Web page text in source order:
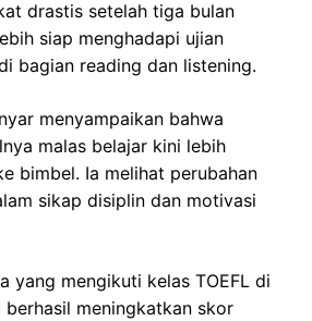
drastis setelah tiga bulan
siap menghadapi ujian
bagian reading dan listening.
menyampaikan bahwa
malas belajar kini lebih
bimbel. Ia melihat perubahan
sikap disiplin dan motivasi
yang mengikuti kelas TOEFL di
berhasil meningkatkan skor